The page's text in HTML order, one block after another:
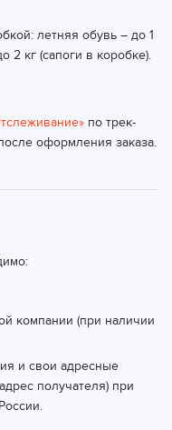
летняя обувь – до 1
2 кг (сапоги в коробке).
по трек-
оформления заказа.
компании (при наличии
и свои адресные
получателя) при